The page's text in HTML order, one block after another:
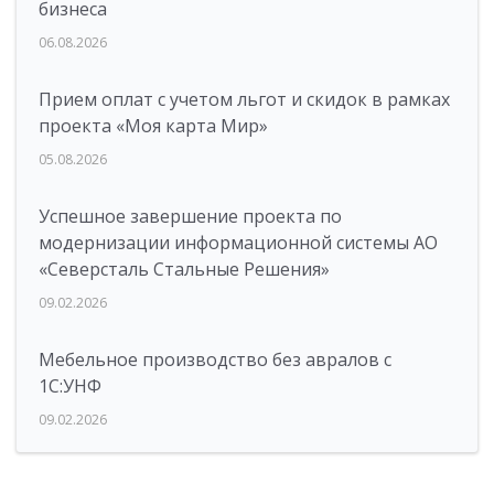
бизнеса
06.08.2026
Прием оплат с учетом льгот и скидок в рамках
проекта «Моя карта Мир»
05.08.2026
Успешное завершение проекта по
модернизации информационной системы АО
«Северсталь Стальные Решения»
09.02.2026
Мебельное производство без авралов с
1С:УНФ
09.02.2026